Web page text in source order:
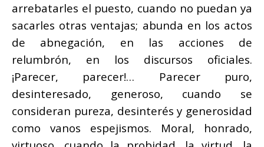
arrebatarles el puesto, cuando no puedan ya
sacarles otras ventajas; abunda en los actos
de abnegación, en las acciones de
relumbrón, en los discursos oficiales.
¡Parecer, parecer!… Parecer puro,
desinteresado, generoso, cuando se
consideran pureza, desinterés y generosidad
como vanos espejismos. Moral, honrado,